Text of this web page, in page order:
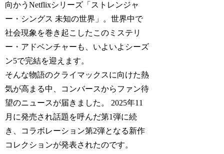
向かうNetflixシリーズ「ストレンジャ
ー・シングス 未知の世界」。世界中で
社会現象を巻き起こしたこのミステリ
ー・アドベンチャーも、いよいよシーズ
ン5で完結を迎えます。
そんな物語のクライマックスに向けた熱
気が高まる中、コンバースからファン待
望のニュースが届きました。 2025年11
月に発売され話題を呼んだ第1弾に続
き、コラボレーション第2弾となる新作
コレクションが発表されたのです。